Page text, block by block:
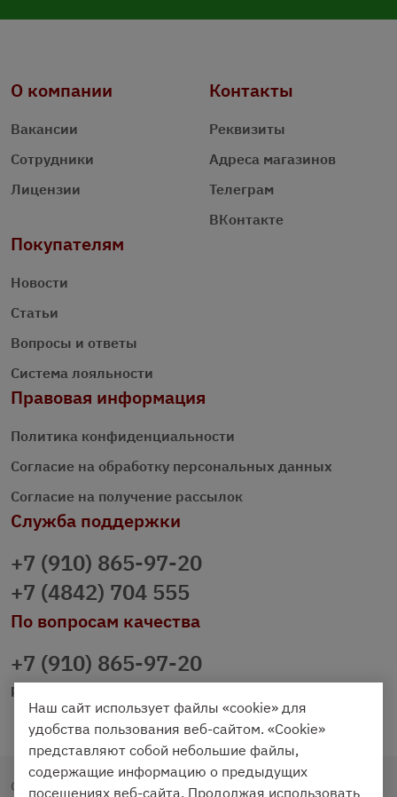
О компании
Вакансии
Сотрудники
Лицензии
Контакты
Реквизиты
Адреса магазинов
Телеграм
ВКонтакте
Покупателям
Новости
Статьи
Вопросы и ответы
Система лояльности
Правовая информация
Политика конфиденциальности
Согласие на обработку персональных данных
Согласие на получение рассылок
Служба поддержки
+7 (910) 865-97-20
+7 (4842) 704 555
По вопросам качества
+7 (910) 865-97-20
prazdnichniy40@palmi.ru
Copyright © 2020 - 2026. Праздничный Стол.
Наш сайт использует файлы «cookie» для
удобства пользования веб-сайтом. «Cookie»
представляют собой небольшие файлы,
содержащие информацию о предыдущих
посещениях веб-сайта. Продолжая использовать